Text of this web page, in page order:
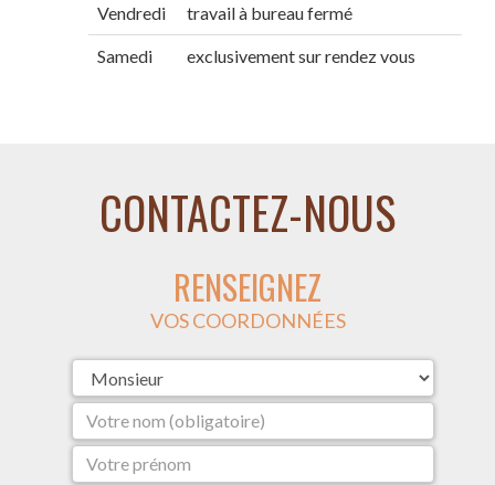
Vendredi travail à bureau fermé
Samedi exclusivement sur rendez vous
CONTACTEZ-NOUS
RENSEIGNEZ
VOS COORDONNÉES